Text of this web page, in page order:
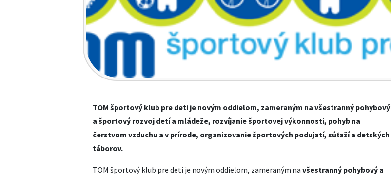
TOM športový klub pre deti je novým oddielom, zameraným na všestranný pohybový
a športový rozvoj detí a mládeže, rozvíjanie športovej výkonnosti, pohyb na
čerstvom vzduchu a v prírode, organizovanie športových podujatí, súťaží a detských
táborov.
TOM športový klub pre deti je novým oddielom, zameraným na všestranný pohybový a